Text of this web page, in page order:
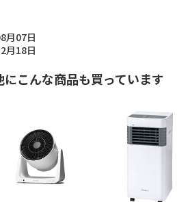
月07日
月18日
こんな商品も買っています